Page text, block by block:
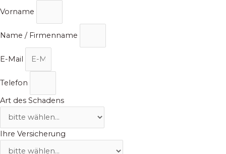
Inhalt
Vorname
Name / Firmenname
E-Mail
Telefon
Art des Schadens
Ihre Versicherung